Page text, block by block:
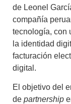
de Leonel
compañía
tecnología, con
la identidad
facturación
digital.
El objetivo del
de partnership